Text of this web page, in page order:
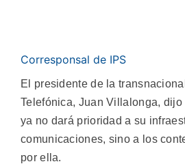
Corresponsal de IPS
El presidente de la
Telefónica, Juan Villalonga, dijo
ya no dará prioridad a su
comunicaciones, sino a los
por ella.